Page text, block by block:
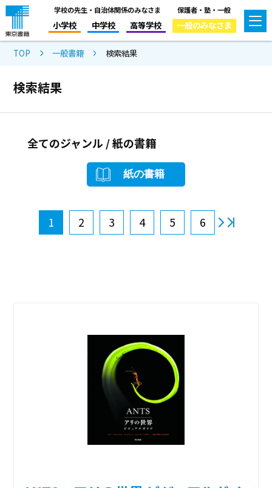
学校の先生・自治体関係のみなさま
小学校 中学校 高等学校
保護者・塾・一般
一般のみなさま
TOP 一般書籍 検索結果
検索結果
全てのジャンル / 紙の書籍
紙の書籍
1 2 3 4 5 6